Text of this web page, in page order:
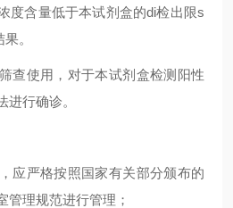
度含量低于本试剂盒的di检出限s
。
查使用，对于本试剂盒检测阳性
行确诊。
应严格按照国家有关部分颁布的
管理规范进行管理；